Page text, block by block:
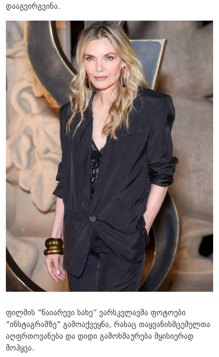
დააგვირგვინა. ​
ფილმის "ნაიარევი სახე” ვარსკვლავმა ფოტოები
"ინსტაგრამზე" გამოაქვეყნა, რასაც თაყვანისმცემელთა
აღფრთოვანება და დიდი გამოხმაურება მყისიერად
მოჰყვა.